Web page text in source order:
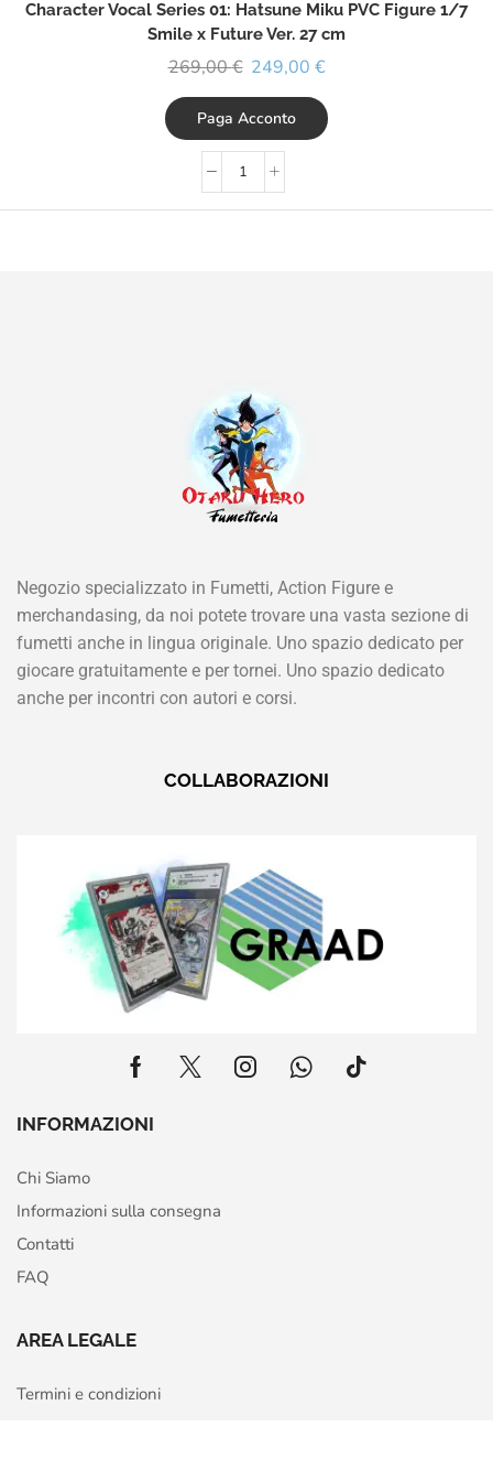
Character Vocal Series 01: Hatsune Miku PVC Figure 1/7
Smile x Future Ver. 27 cm
269,00€ 249,00 €
Paga Acconto
Negozio specializzato in Fumetti, Action Figure e
merchandasing, da noi potete trovare una vasta sezione di
fumetti anche in lingua originale. Uno spazio dedicato per
giocare gratuitamente e per tornei. Uno spazio dedicato
anche per incontri con autori e corsi.
COLLABORAZIONI
INFORMAZIONI
Chi Siamo
Informazioni sulla consegna
Contatti
FAQ
AREA LEGALE
Termini e condizioni